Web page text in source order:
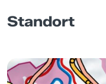
Standort